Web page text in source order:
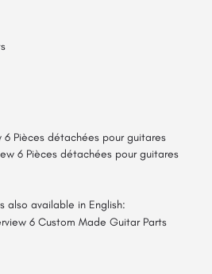
6 Pièces détachées pour guitares
also available in English:
6 Custom Made Guitar Parts